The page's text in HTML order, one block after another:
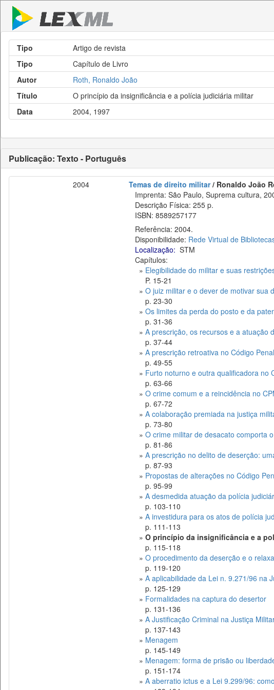
Tipo
Artigo de revista
Tipo
Capítulo de Livro
Autor
Roth, Ronaldo João
Título
O princípio da insignificância e a polícia judiciária militar
Data
2004, 1997
Publicação: Texto - Português
2004 Temas de direito militar/ Ronaldo João
Imprenta: São Paulo, Suprema cultura,
Descrição Física: 255 p.
ISBN: 8589257177
Referência: 2004.
Disponibilidade: Rede Virtual de
Localização: STM
Capítulos:
» Elegibilidade do militar e suas
P. 15-21
» O juiz militar e o dever de motivar sua
p. 23-30
» Os limites da perda do posto e da
p. 31-36
» A prescrição, os recursos e a atuação
p. 37-44
» A prescrição retroativa no Código
p. 49-55
» Furto noturno e outra qualificadora no
p. 63-66
» O crime comum e a reincidência no
p. 67-72
» A colaboração premiada na justiça
p. 73-80
» O crime militar de desacato comporta
p. 81-86
» A prescrição no delito de deserção:
p. 87-93
» Propostas de alterações no Código
p. 95-99
» A desmedida atuação da polícia
p. 103-110
» A investidura para os atos de polícia
p. 111-113
» O princípio da insignificância e a
p. 115-118
» O procedimento da deserção e o
p. 119-120
» A aplicabilidade da Lei n. 9.271/96 na
p. 125-129
» Formalidades na captura do desertor
p. 131-136
» A Justificação Criminal na Justiça
p. 137-143
» Menagem
p. 145-149
» Menagem: forma de prisão ou
p. 151-174
» A aberratio ictus e a Lei 9.299/96: